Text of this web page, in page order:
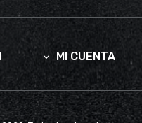
 MI CUENTA